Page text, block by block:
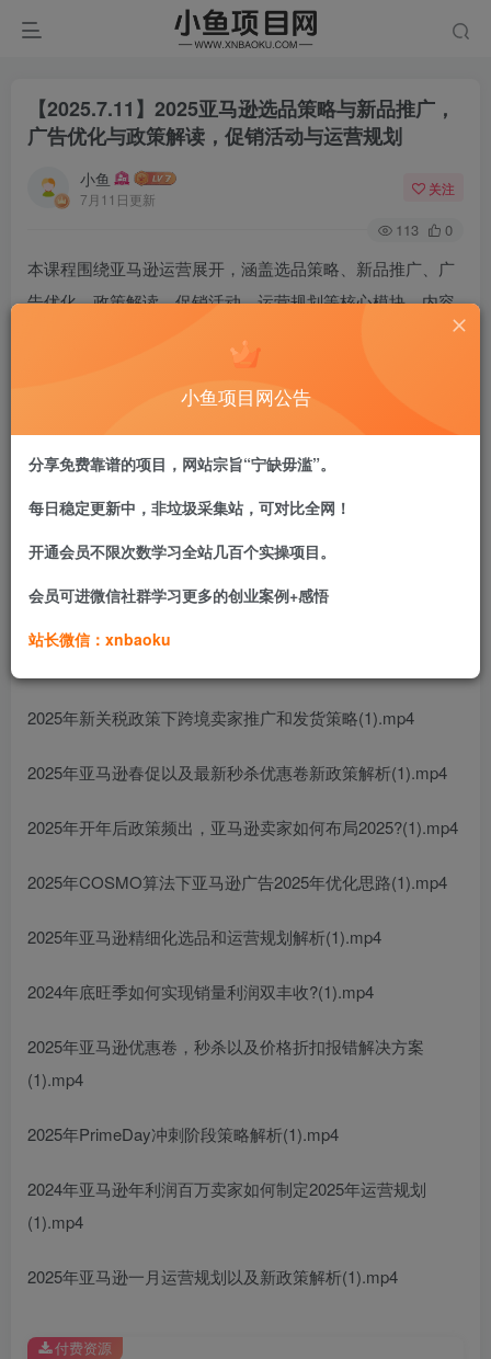
【2025.7.11】2025亚马逊选品策略与新品推广，
广告优化与政策解读，促销活动与运营规划
小鱼
7月11日更新
关注
113 0
本课程围绕亚马逊运营展开，涵盖选品策略、新品推广、广
告优化、政策解读、促销活动、运营规划等核心模块。内容
包括2025年新品推广成功率提升方法、新关税政策下的推广
与发货策略、春促及秒杀优惠券政策解析、COSMO算法下
的广告优化思路、精细化选品与运营规划、旺季销量利润提
升策略、促销活动报错解决方案、Prime Day冲刺策略、年
利润百万卖家的2025年运营规划以及一月运营规划与新政策
解析等。
课程目录：
亚马逊广告进阶课程案例指导分析
2025年新关税政策下跨境卖家推广和发货策略(1).mp4
2025年亚马逊春促以及最新秒杀优惠卷新政策解析(1).mp4
2025年开年后政策频出，亚马逊卖家如何布局2025?(1).mp4
2025年COSMO算法下亚马逊广告2025年优化思路(1).mp4
2025年亚马逊精细化选品和运营规划解析(1).mp4
2024年底旺季如何实现销量利润双丰收?(1).mp4
2025年亚马逊优惠卷，秒杀以及价格折扣报错解决方案
(1).mp4
2025年PrimeDay冲刺阶段策略解析(1).mp4
2024年亚马逊年利润百万卖家如何制定2025年运营规划
(1).mp4
2025年亚马逊一月运营规划以及新政策解析(1).mp4
付费资源
小鱼项目网公告
分享免费靠谱的项目，网站宗旨“宁缺毋滥”。
每日稳定更新中，非垃圾采集站，可对比全网！
开通会员不限次数学习全站几百个实操项目。
会员可进微信社群学习更多的创业案例+感悟
站长微信：xnbaoku